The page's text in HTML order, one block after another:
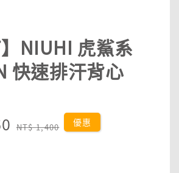
】NIUHI 虎鯊系
快速排汗背心
Regular
NT$ 1,400 優惠